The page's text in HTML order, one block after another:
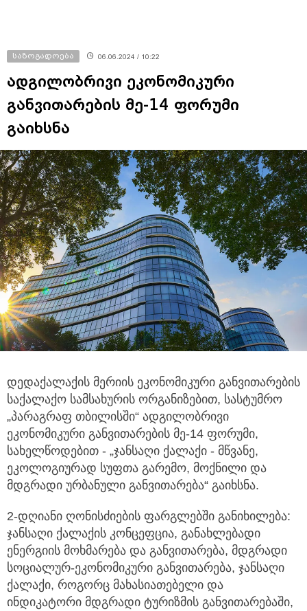
საზოგადოება 06.06.2024 / 10:22
ადგილობრივი ეკონომიკური
განვითარების მე-14 ფორუმი
გაიხსნა
დედაქალაქის მერიის ეკონომიკური განვითარების
საქალაქო სამსახურის ორგანიზებით, სასტუმრო
„პარაგრაფ თბილისში“ ადგილობრივი
ეკონომიკური განვითარების მე-14 ფორუმი,
სახელწოდებით - „ჯანსაღი ქალაქი - მწვანე,
ეკოლოგიურად სუფთა გარემო, მოქნილი და
მდგრადი ურბანული განვითარება“ გაიხსნა.
2-დღიანი ღონისძიების ფარგლებში განიხილება:
ჯანსაღი ქალაქის კონცეფცია, განახლებადი
ენერგიის მოხმარება და განვითარება, მდგრადი
სოციალურ-ეკონომიკური განვითარება, ჯანსაღი
ქალაქი, როგორც მახასიათებელი და
ინდიკატორი მდგრადი ტურიზმის განვითარებაში,